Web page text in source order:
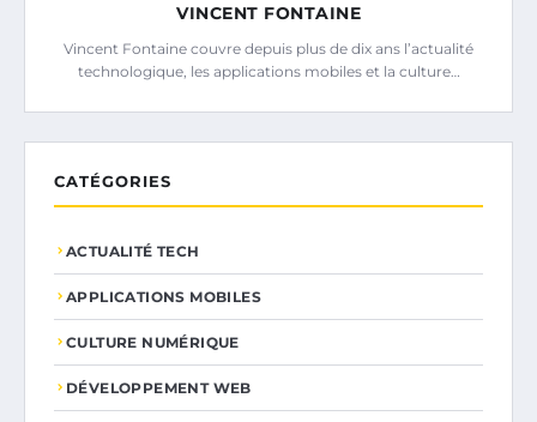
VINCENT FONTAINE
Vincent Fontaine couvre depuis plus de dix ans l’actualité
technologique, les applications mobiles et la culture…
CATÉGORIES
ACTUALITÉ TECH
APPLICATIONS MOBILES
CULTURE NUMÉRIQUE
DÉVELOPPEMENT WEB